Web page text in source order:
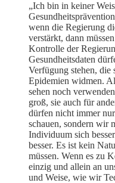
„Ich bin in keiner
wenn die Regierung
verstärkt, dann
Kontrolle der
Gesundheitsdaten
Verfügung stehen,
Epidemien widmen.
sehen noch
groß, sie auch für
dürfen nicht immer
schauen, sondern wir
Individuum sich
besser. Es ist kein
müssen. Wenn es zu
einzig und allein an
und Weise, wie wir